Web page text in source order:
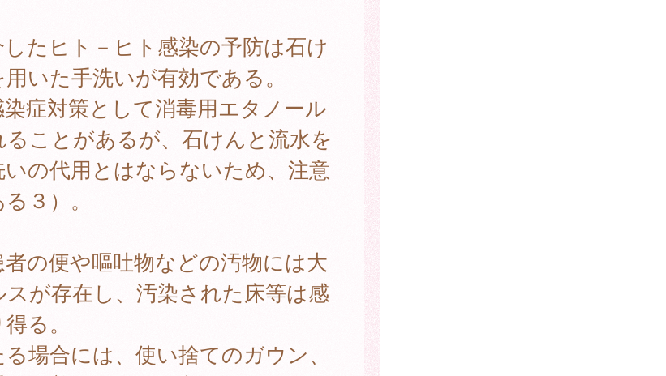
たヒト－ヒト感染の予防は石け
いた手洗いが有効である。
症対策として消毒用エタノール
ことがあるが、石けんと流水を
の代用とはならないため、注意
３）。
の便や嘔吐物などの汚物には大
が存在し、汚染された床等は感
る。
場合には、使い捨てのガウン、